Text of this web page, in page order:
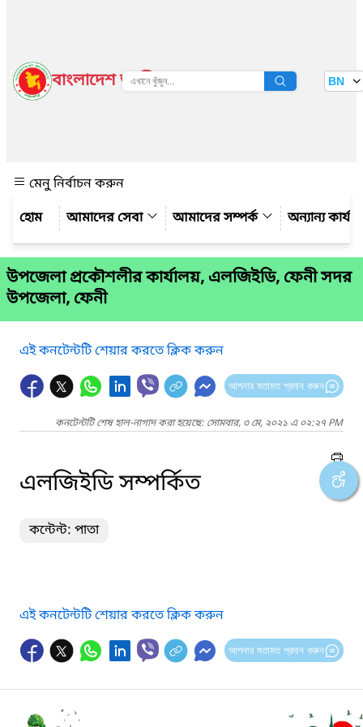
বাংলাদেশ জাতীয় তথ্য বাতায়ন BN
মেনু নির্বাচন করুন
আমাদের সেবা
আমাদের সম্পর্ক অন্যান্য
উপজেলা প্রকৌশলীর কার্যালয়, এলজিইডি, ফেনী সদর
উপজেলা, ফেনী
এই কনটেন্টটি শেয়ার করতে ক্লিক করুন
আপনার মতামত প্রদান করুন
কনটেন্টটি শেষ হাল-নাগাদ করা হয়েছে: সোমবার, ৩ মে, ২০২১ এ ০২:২৭ PM
এলজিইডি সম্পর্কিত
কন্টেন্ট: পাতা
এই কনটেন্টটি শেয়ার করতে ক্লিক করুন
আপনার মতামত প্রদান করুন